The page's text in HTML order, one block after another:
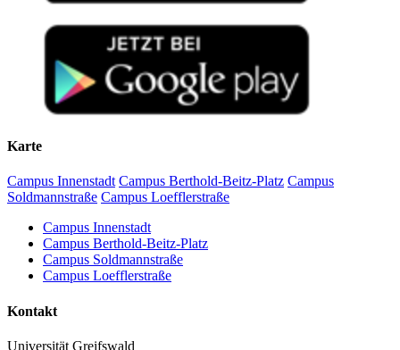
Karte
Campus Innenstadt Campus Berthold-Beitz-Platz Campus
Soldmannstraße Campus Loefflerstraße
Campus Innenstadt
Campus Berthold-Beitz-Platz
Campus Soldmannstraße
Campus Loefflerstraße
Kontakt
Universität Greifswald